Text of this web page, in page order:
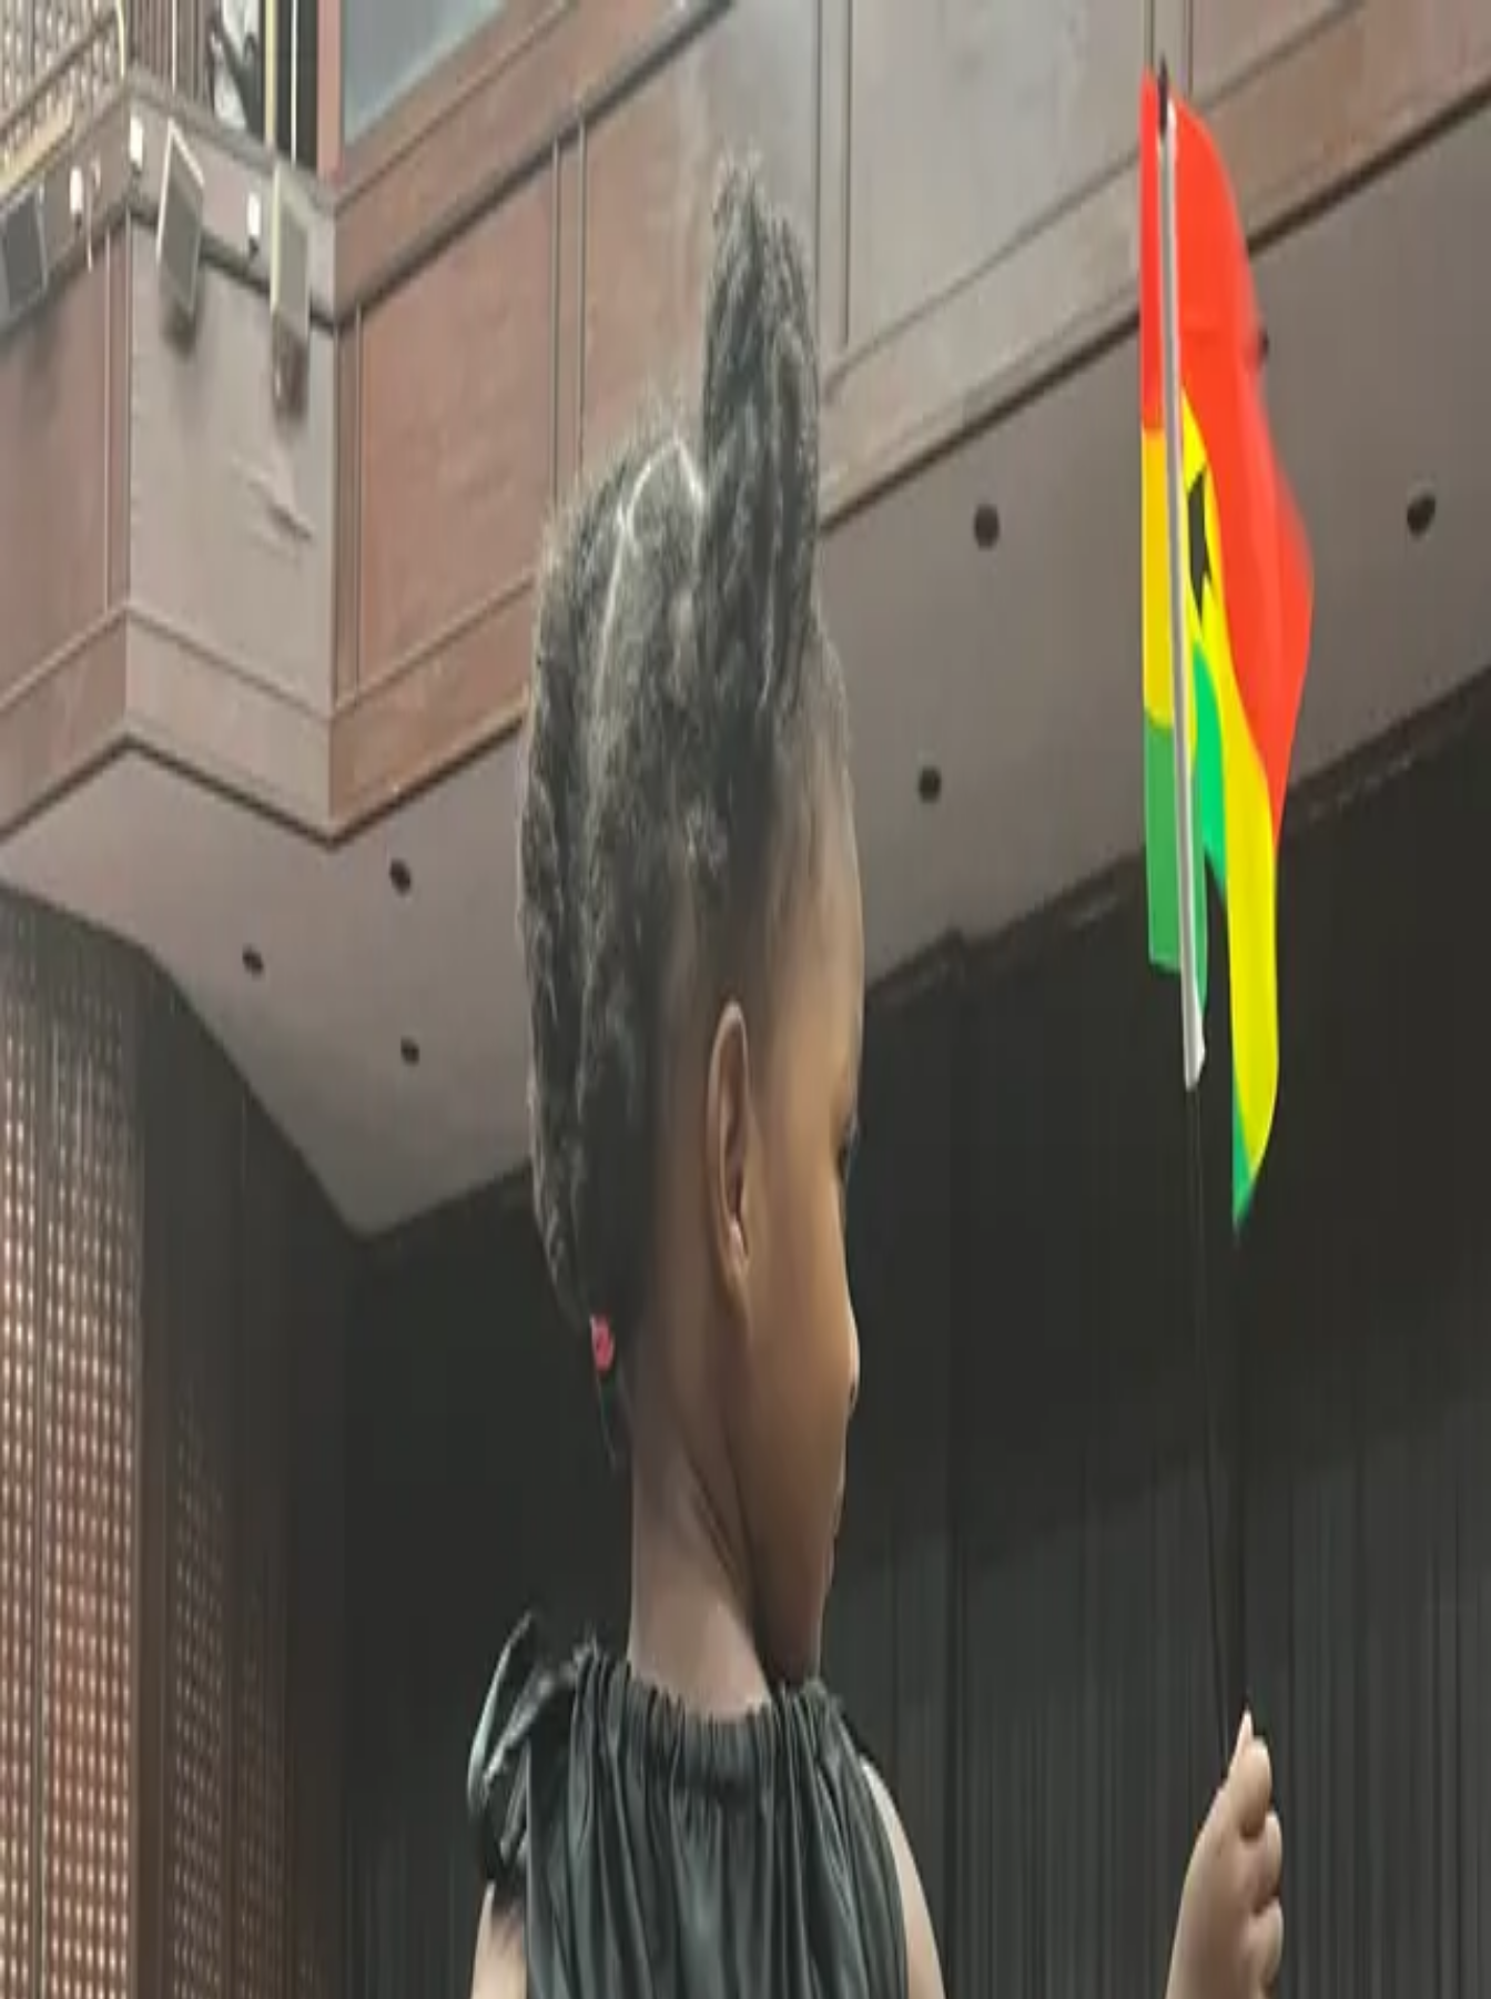
LAR
TESTES DE LOJA
PRODUTOS
TRAVEL
SOBRE NÓS
APRENDER
ATIVAÇÃO DO KIT
Português
Summer Olympics 2024: Meet the Trailblazing
African Diasporan Olympians